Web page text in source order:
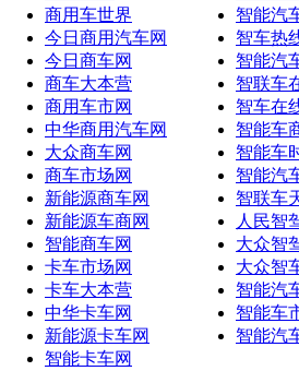
商用车世界
今日商用汽车网
今日商车网
商车大本营
商用车市网
中华商用汽车网
大众商车网
商车市场网
新能源商车网
新能源车商网
智能商车网
卡车市场网
卡车大本营
中华卡车网
新能源卡车网
智能卡车网
智能汽
智车热
智能汽
智联车
智车在
智能车
智能车
智能汽
智联车
人民智
大众智
大众智
智能汽
智能车
智能汽